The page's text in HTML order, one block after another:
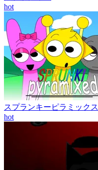
hot
スプランキーピラミックス
hot